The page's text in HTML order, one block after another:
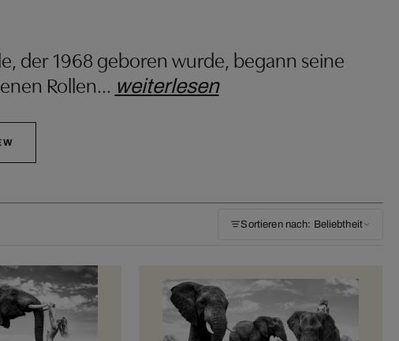
der 1968 geboren wurde, begann seine
Rollen… weiterlesen
Sortieren nach: Beliebtheit